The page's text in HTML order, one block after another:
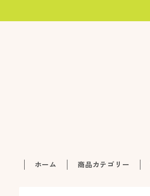
ホーム 商品カテゴリー